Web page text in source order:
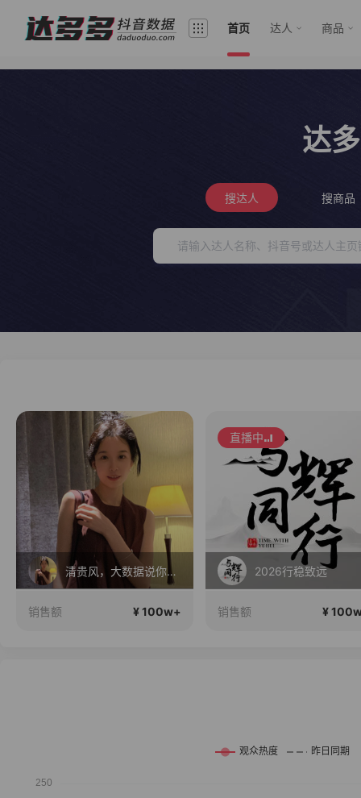
首页 达人 商品
达
搜达人 搜商品
清贵风，大数据说你很有审美
销售额 ¥ 100w+
直播中
2026行稳致远
销售额 ¥